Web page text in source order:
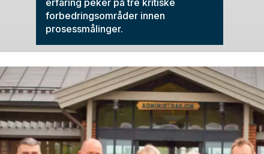
erfaring peker på tre kritiske
forbedringsområder innen
prosessmålinger.